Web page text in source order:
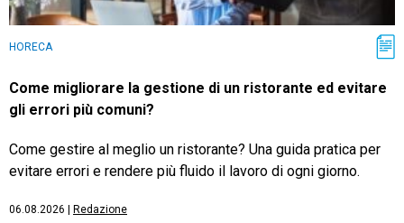
HORECA
Come migliorare la gestione di un ristorante ed evitare
gli errori più comuni?
Come gestire al meglio un ristorante? Una guida pratica per
evitare errori e rendere più fluido il lavoro di ogni giorno.
06.08.2026 Redazione